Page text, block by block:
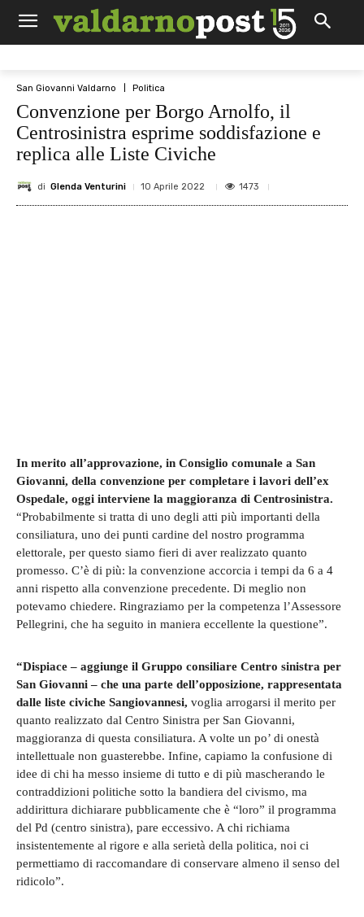
San Giovanni Valdarno Politica
Convenzione per Borgo Arnolfo, il
Centrosinistra esprime soddisfazione e
replica alle Liste Civiche
di Glenda Venturini 10 Aprile 2022 1473
In merito all’approvazione, in Consiglio comunale a San
Giovanni, della convenzione per completare i lavori dell’ex
Ospedale, oggi interviene la maggioranza di Centrosinistra.
“Probabilmente si tratta di uno degli atti più importanti della
consiliatura, uno dei punti cardine del nostro programma
elettorale, per questo siamo fieri di aver realizzato quanto
promesso. C’è di più: la convenzione accorcia i tempi da 6 a 4
anni rispetto alla convenzione precedente. Di meglio non
potevamo chiedere. Ringraziamo per la competenza l’Assessore
Pellegrini, che ha seguito in maniera eccellente la questione”.
“Dispiace – aggiunge il Gruppo consiliare Centro sinistra per
San Giovanni – che una parte dell’opposizione, rappresentata
dalle liste civiche Sangiovannesi, voglia arrogarsi il merito per
quanto realizzato dal Centro Sinistra per San Giovanni,
maggioranza di questa consiliatura. A volte un po’ di onestà
intellettuale non guasterebbe. Infine, capiamo la confusione di
idee di chi ha messo insieme di tutto e di più mascherando le
contraddizioni politiche sotto la bandiera del civismo, ma
addirittura dichiarare pubblicamente che è “loro” il programma
del Pd (centro sinistra), pare eccessivo. A chi richiama
insistentemente al rigore e alla serietà della politica, noi ci
permettiamo di raccomandare di conservare almeno il senso del
ridicolo”.